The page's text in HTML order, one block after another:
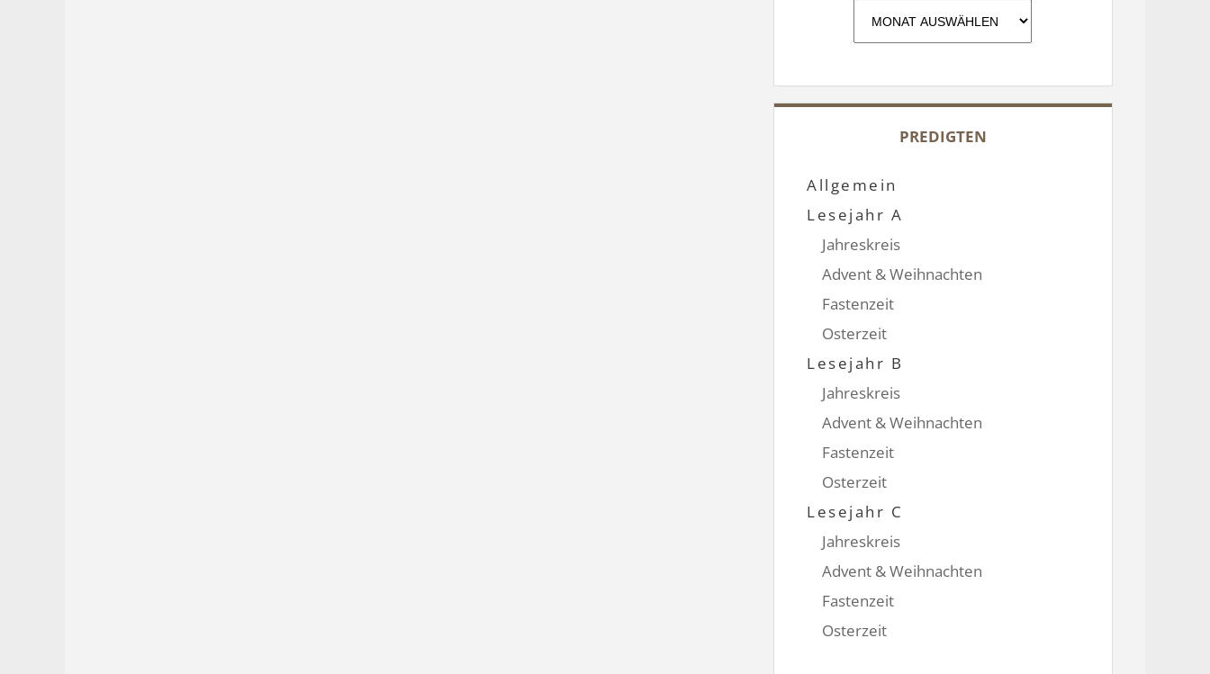
PREDIGTEN
Allgemein
Lesejahr A
Jahreskreis
Advent & Weihnachten
Fastenzeit
Osterzeit
Lesejahr B
Jahreskreis
Advent & Weihnachten
Fastenzeit
Osterzeit
Lesejahr C
Jahreskreis
Advent & Weihnachten
Fastenzeit
Osterzeit